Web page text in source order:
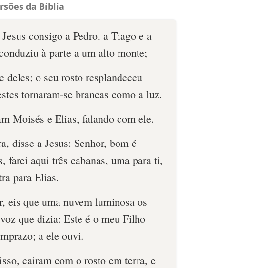
da Bíblia
consigo a Pedro, a Tiago e a
à parte a um alto monte;
deles; o seu rosto resplandeceu
tornaram-se brancas como a luz.
Moisés e Elias, falando com ele.
disse a Jesus: Senhor, bom é
farei aqui três cabanas, uma para ti,
para Elias.
eis que uma nuvem luminosa os
que dizia: Este é o meu Filho
a ele ouvi.
cairam com o rosto em terra, e